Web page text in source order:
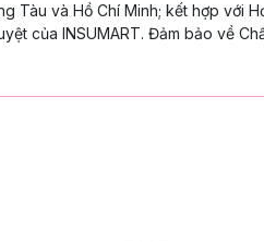
Tàu và Hồ Chí Minh; kết hợp với
của INSUMART. Đảm bảo về